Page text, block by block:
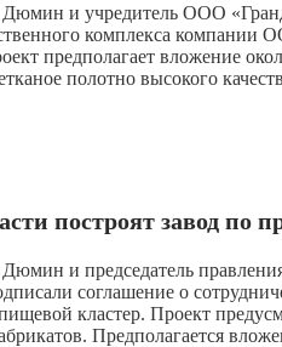
Дюмин и учредитель ООО
комплекса компании
предполагает вложение
полотно высокого
построят завод по
и председатель
соглашение о
кластер. Проект
Предполагается